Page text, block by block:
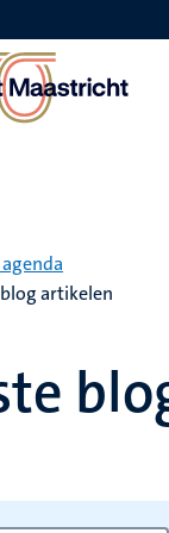
artikelen